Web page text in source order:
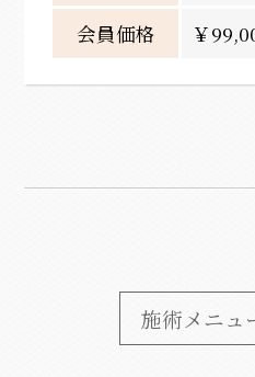
会員価格
￥
施術メニュ